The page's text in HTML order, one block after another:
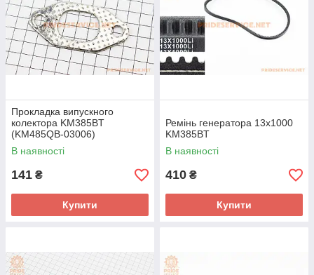
Прокладка випускного
колектора KM385BT
(KM485QB-03006)
В наявності
141 ₴
Купити
Ремінь генератора 13x1000
KM385BT
В наявності
410 ₴
Купити